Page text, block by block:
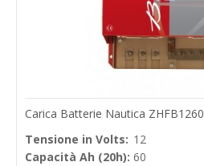
Carica Batterie Nautica ZHFB1260
Tensione in Volts: 12
Capacità Ah (20h): 60